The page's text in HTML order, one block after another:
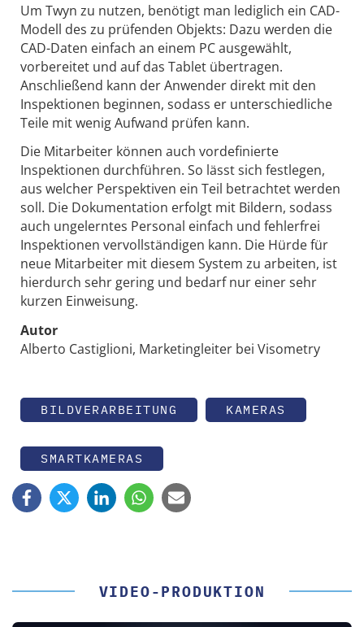
Um Twyn zu nutzen, benötigt man lediglich ein CAD-
Modell des zu prüfenden Objekts: Dazu werden die
CAD-Daten einfach an einem PC ausgewählt,
vorbereitet und auf das Tablet übertragen.
Anschließend kann der Anwender direkt mit den
Inspektionen beginnen, sodass er unterschiedliche
Teile mit wenig Aufwand prüfen kann.
Die Mitarbeiter können auch vordefinierte
Inspektionen durchführen. So lässt sich festlegen,
aus welcher Perspektiven ein Teil betrachtet werden
soll. Die Dokumentation erfolgt mit Bildern, sodass
auch ungelerntes Personal einfach und fehlerfrei
Inspektionen vervollständigen kann. Die Hürde für
neue Mitarbeiter mit diesem System zu arbeiten, ist
hierdurch sehr gering und bedarf nur einer sehr
kurzen Einweisung.
Autor
Alberto Castiglioni, Marketingleiter bei Visometry
BILDVERARBEITUNG KAMERAS
SMARTKAMERAS
VIDEO-PRODUKTION